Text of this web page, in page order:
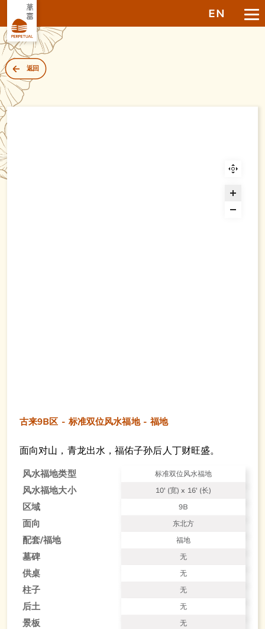
EN
返回
古来9B区 - 标准双位风水福地 - 福地
面向对山，青龙出水，福佑子孙后人丁财旺盛。
风水福地类型 标准双位风水福地
风水福地大小 10' (宽) x 16' (长)
区域 9B
面向 东北方
配套/福地 福地
墓碑 无
供桌 无
柱子 无
后土 无
景板 无